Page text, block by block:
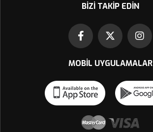
BIZI TAKIP EDIN
MOBIL UYGULAMALAR